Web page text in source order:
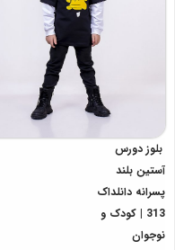
بلوز دورس
آستین بلند
پسرانه دانلداک
313 | کودک و
نوجوان